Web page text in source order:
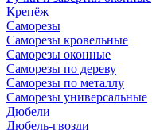
Крепёж
Саморезы
Саморезы кровельные
Саморезы оконные
Саморезы по дереву
Саморезы по металлу
Саморезы универсальные
Дюбели
Дюбель-гвозди